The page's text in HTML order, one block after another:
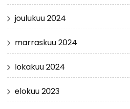
joulukuu 2024
marraskuu 2024
lokakuu 2024
elokuu 2023